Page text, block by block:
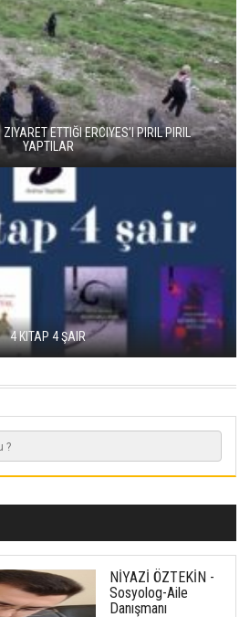
ETTIĞI ERCIYES’I PIRIL PIRIL
YAPTILAR
4 KITAP 4 ŞAIR
NİYAZİ ÖZTEKİN -
Sosyolog-Aile
Danışmanı